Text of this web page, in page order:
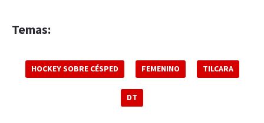
Temas:
HOCKEY SOBRE CÉSPED FEMENINO TILCARA
DT